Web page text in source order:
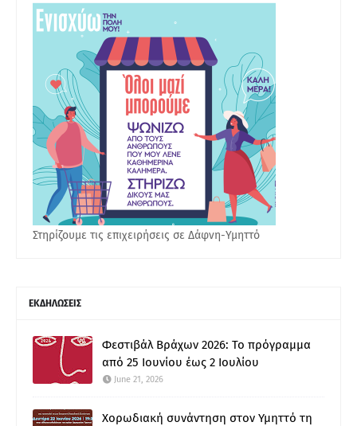
Στηρίζουμε τις επιχειρήσεις σε Δάφνη-Υμηττό
ΕΚΔΗΛΩΣΕΙΣ
Φεστιβάλ Βράχων 2026: Το πρόγραμμα
από 25 Ιουνίου έως 2 Ιουλίου
June 21, 2026
Χορωδιακή συνάντηση στον Υμηττό τη